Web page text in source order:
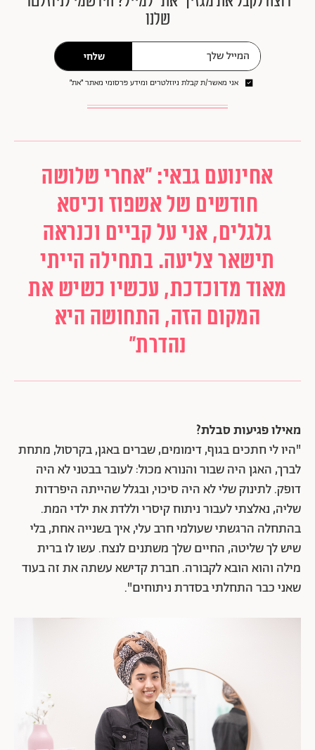
שלנו
שלחי
אני מאשר/ת קבלת ניוזלטרים ומידע פרסומי מאתר ״את״
אחינועם גבאי: "אחרי שלושה
חודשים של אשפוז וכיסא
גלגלים, אני על קביים וכנראה
תישאר צליעה. בתחילה הייתי
מאוד מדוכדכת, עכשיו כשיש את
המקום הזה, התחושה היא
נהדרת"
מאילו פגיעות סבלת?
"היו לי חתכים בגוף, דימומים, שברים באגן, בקרסול, מתחת
לברך, האגן היה שבור והנורא מכול: לעובר בבטני לא היה
דופק. לתינוק שלי לא היה סיכוי, ובגלל שהייתה היפרדות
שליה, נאלצתי לעבור ניתוח קיסרי וללדת את ילדי המת.
בהתחלה הרגשתי שעולמי חרב עלי, איך בשנייה אחת, בלי
שיש לך שליטה, החיים שלך משתנים לנצח. עשו לו ברית
מילה והוא הובא לקבורה. חברת קדישא עשתה את זה בעוד
שאני כבר התחלתי בסדרת ניתוחים".